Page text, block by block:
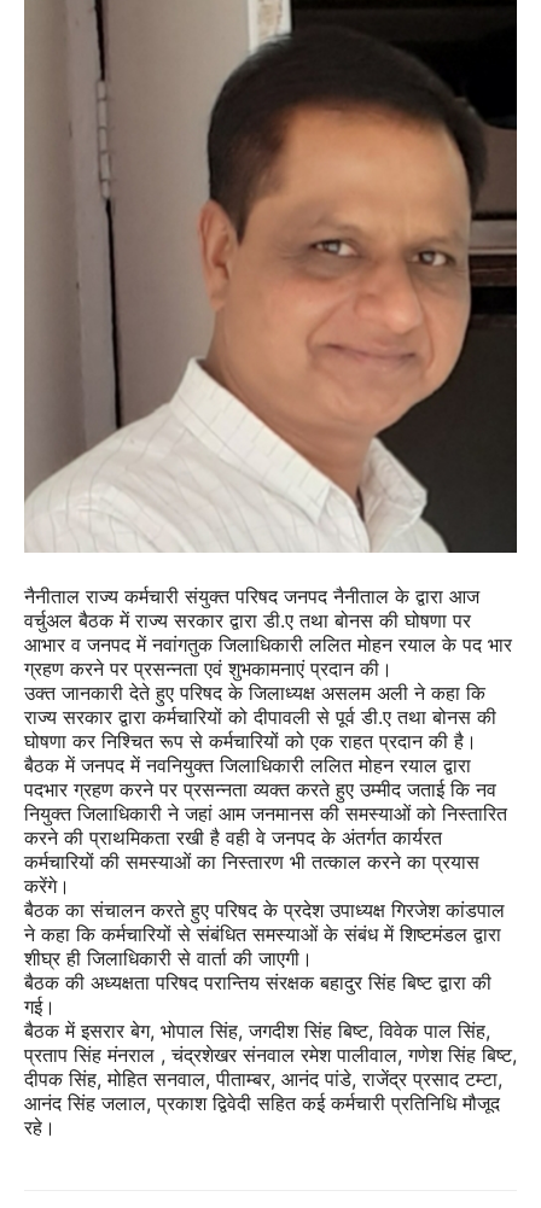
नैनीताल राज्य कर्मचारी संयुक्त परिषद जनपद नैनीताल के द्वारा आज
वर्चुअल बैठक में राज्य सरकार द्वारा डी.ए तथा बोनस की घोषणा पर
आभार व जनपद में नवांगतुक जिलाधिकारी ललित मोहन रयाल के पद भार
ग्रहण करने पर प्रसन्नता एवं शुभकामनाएं प्रदान की।
उक्त जानकारी देते हुए परिषद के जिलाध्यक्ष असलम अली ने कहा कि
राज्य सरकार द्वारा कर्मचारियों को दीपावली से पूर्व डी.ए तथा बोनस की
घोषणा कर निश्चित रूप से कर्मचारियों को एक राहत प्रदान की है।
बैठक में जनपद में नवनियुक्त जिलाधिकारी ललित मोहन रयाल द्वारा
पदभार ग्रहण करने पर प्रसन्नता व्यक्त करते हुए उम्मीद जताई कि नव
नियुक्त जिलाधिकारी ने जहां आम जनमानस की समस्याओं को निस्तारित
करने की प्राथमिकता रखी है वही वे जनपद के अंतर्गत कार्यरत
कर्मचारियों की समस्याओं का निस्तारण भी तत्काल करने का प्रयास
करेंगे।
बैठक का संचालन करते हुए परिषद के प्रदेश उपाध्यक्ष गिरजेश कांडपाल
ने कहा कि कर्मचारियों से संबंधित समस्याओं के संबंध में शिष्टमंडल द्वारा
शीघ्र ही जिलाधिकारी से वार्ता की जाएगी।
बैठक की अध्यक्षता परिषद परान्तिय संरक्षक बहादुर सिंह बिष्ट द्वारा की
गई।
बैठक में इसरार बेग, भोपाल सिंह, जगदीश सिंह बिष्ट, विवेक पाल सिंह,
प्रताप सिंह मंनराल , चंद्रशेखर संनवाल रमेश पालीवाल, गणेश सिंह बिष्ट,
दीपक सिंह, मोहित सनवाल, पीताम्बर, आनंद पांडे, राजेंद्र प्रसाद टम्टा,
आनंद सिंह जलाल, प्रकाश द्विवेदी सहित कई कर्मचारी प्रतिनिधि मौजूद
रहे।